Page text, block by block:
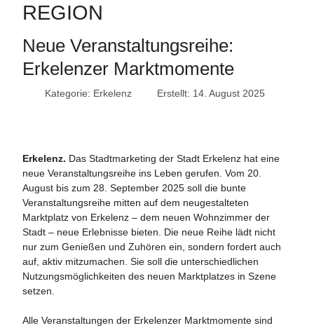
REGION
Neue Veranstaltungsreihe:
Erkelenzer Marktmomente
Kategorie: Erkelenz Erstellt: 14. August 2025
Erkelenz. Das Stadtmarketing der Stadt Erkelenz hat eine
neue Veranstaltungsreihe ins Leben gerufen. Vom 20.
August bis zum 28. September 2025 soll die bunte
Veranstaltungsreihe mitten auf dem neugestalteten
Marktplatz von Erkelenz – dem neuen Wohnzimmer der
Stadt – neue Erlebnisse bieten. Die neue Reihe lädt nicht
nur zum Genießen und Zuhören ein, sondern fordert auch
auf, aktiv mitzumachen. Sie soll die unterschiedlichen
Nutzungsmöglichkeiten des neuen Marktplatzes in Szene
setzen.
Alle Veranstaltungen der Erkelenzer Marktmomente sind